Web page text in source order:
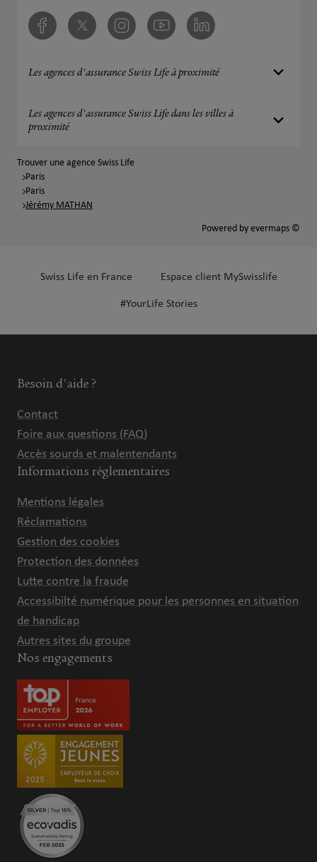
FacebookTwitter InstagramYoutube Linkedin
Les agences d'assurance Swiss Life à proximité
Les agences d'assurance Swiss Life dans les villes à
proximité
Trouver une agence Swiss Life
Paris
Paris
Jérémy MATHAN
Powered by evermaps ©
Swiss Life en France Espace client MySwisslife
#YourLife Stories
Besoin d'aide ?
Contact
Foire aux questions (FAQ)
Accès sourds et malentendants
Informations réglementaires
Mentions légales
Réclamations
Gestion des cookies
Protection des données
Lutte contre la fraude
Accessibilté numérique pour les personnes en situation
de handicap
Autres sites du groupe
Nos engagements